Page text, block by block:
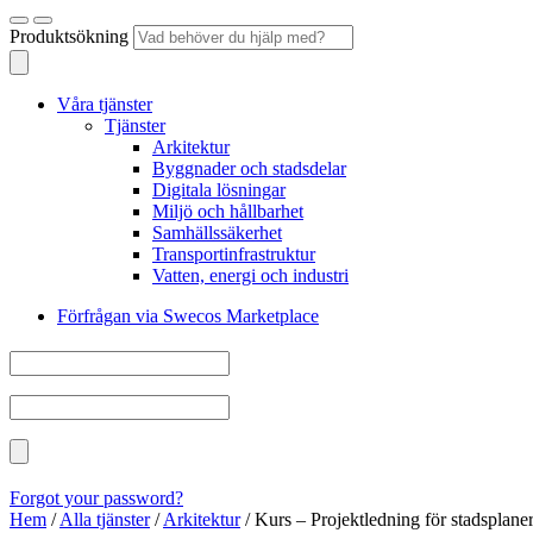
Produktsökning
Våra tjänster
Tjänster
Arkitektur
Byggnader och stadsdelar
Digitala lösningar
Miljö och hållbarhet
Samhällssäkerhet
Transportinfrastruktur
Vatten, energi och industri
Förfrågan via Swecos Marketplace
Forgot your password?
Hem /Alla tjänster/Arkitektur/Kurs – Projektledning för